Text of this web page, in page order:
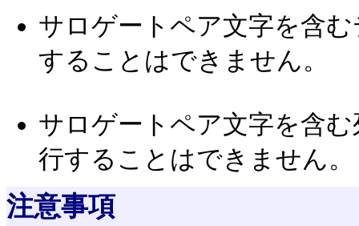
サロゲートペア文字を含
することはできません。
サロゲートペア文字を含
行することはできません。
注意事項